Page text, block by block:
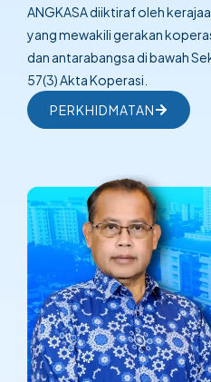
ANGKASA diiktiraf oleh
yang mewakili gerakan
dan antarabangsa di bawah
57(3) Akta Koperasi.
PERKHIDMATAN